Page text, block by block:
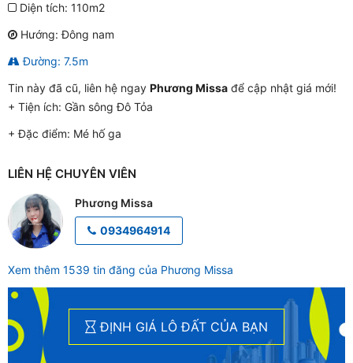
Diện tích: 110m2
Hướng: Đông nam
Đường: 7.5m
Tin này đã cũ, liên hệ ngay Phương Missa để cập nhật giá mới!
+ Tiện ích: Gần sông Đô Tỏa
+ Đặc điểm: Mé hố ga
LIÊN HỆ CHUYÊN VIÊN
Phương Missa
0934964914
Xem thêm 1539 tin đăng của Phương Missa
ĐỊNH GIÁ LÔ ĐẤT CỦA BẠN